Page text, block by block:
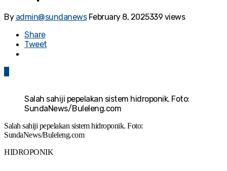
By admin@sundanews February 8, 2025339 views
Share
Tweet
Salah sahiji pepelakan sistem hidroponik. Foto:
SundaNews/Buleleng.com
Salah sahiji pepelakan sistem hidroponik. Foto:
SundaNews/Buleleng.com
HIDROPONIK